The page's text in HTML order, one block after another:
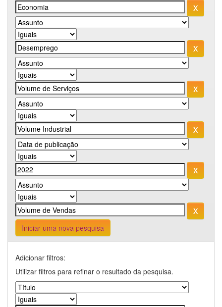
Iniciar uma nova pesquisa
Adicionar filtros:
Utilizar filtros para refinar o resultado da pesquisa.